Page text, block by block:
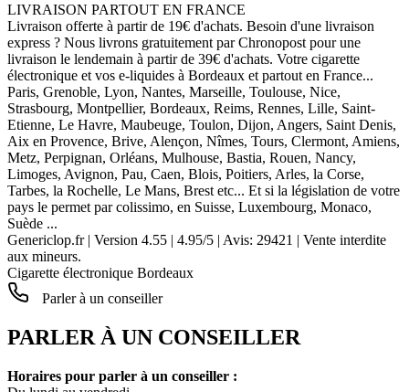
LIVRAISON PARTOUT EN FRANCE
Livraison offerte à partir de 19€ d'achats. Besoin d'une livraison
express ? Nous livrons gratuitement par Chronopost pour une
livraison le lendemain à partir de 39€ d'achats. Votre cigarette
électronique et vos e-liquides à Bordeaux et partout en France...
Paris, Grenoble, Lyon, Nantes, Marseille, Toulouse, Nice,
Strasbourg, Montpellier, Bordeaux, Reims, Rennes, Lille, Saint-
Etienne, Le Havre, Maubeuge, Toulon, Dijon, Angers, Saint Denis,
Aix en Provence, Brive, Alençon, Nîmes, Tours, Clermont, Amiens,
Metz, Perpignan, Orléans, Mulhouse, Bastia, Rouen, Nancy,
Limoges, Avignon, Pau, Caen, Blois, Poitiers, Arles, la Corse,
Tarbes, la Rochelle, Le Mans, Brest etc... Et si la législation de votre
pays le permet par colissimo, en Suisse, Luxembourg, Monaco,
Suède ...
Genericlop.fr| Version 4.55 | 4.95/5 | Avis: 29421 | Vente interdite
aux mineurs.
Cigarette électronique Bordeaux
Parler à un conseiller
PARLER À UN CONSEILLER
Horaires pour parler à un conseiller :